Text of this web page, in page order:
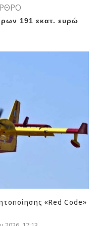
191 εκατ. ευρώ
«Red Code»